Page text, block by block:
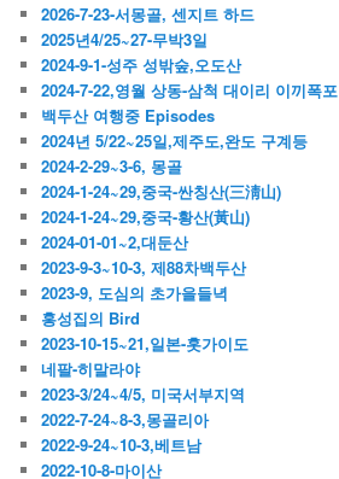
2026-7-23-서몽골, 센지트 하드
2025년4/25~27-무박3일
2024-9-1-성주 성밖숲,오도산
2024-7-22,영월 상동-삼척 대이리 이끼폭포
백두산 여행중 Episodes
2024년 5/22~25일,제주도,완도 구계등
2024-2-29~3-6, 몽골
2024-1-24~29,중국-싼칭산(三淸山)
2024-1-24~29,중국-황산(黃山)
2024-01-01~2,대둔산
2023-9-3~10-3, 제88차백두산
2023-9, 도심의 초가을들녁
홍성집의 Bird
2023-10-15~21,일본-홋가이도
네팔-히말라야
2023-3/24~4/5, 미국서부지역
2022-7-24~8-3,몽골리아
2022-9-24~10-3,베트남
2022-10-8-마이산